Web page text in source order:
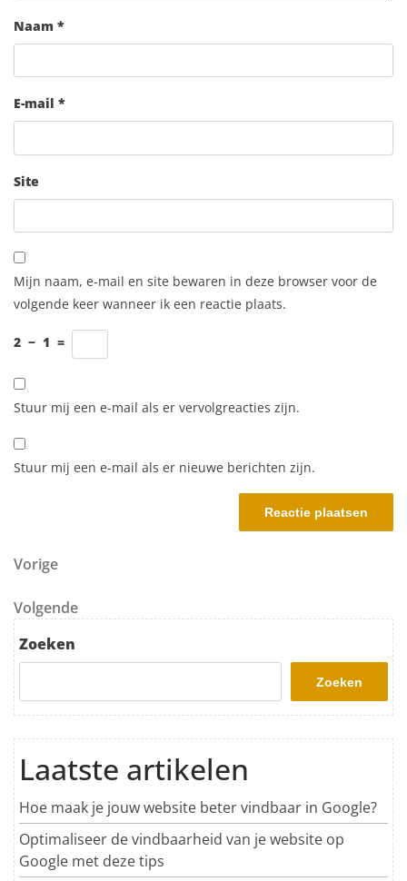
Naam *
E-mail *
Site
Mijn naam, e-mail en site bewaren in deze browser voor de
volgende keer wanneer ik een reactie plaats.
2 − 1 =
Stuur mij een e-mail als er vervolgreacties zijn.
Stuur mij een e-mail als er nieuwe berichten zijn.
Berichtnavigatie
Vorig bericht
Vorige
Volgend bericht
Volgende
Zoeken
Zoeken
Laatste artikelen
Hoe maak je jouw website beter vindbaar in Google?
Optimaliseer de vindbaarheid van je website op
Google met deze tips